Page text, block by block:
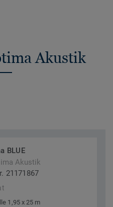
Akustik
BLUE
Akustik
21171867
1,95 x 25 m